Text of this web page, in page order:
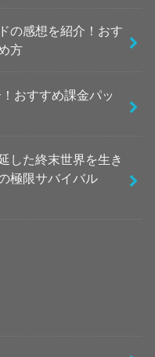
の感想を紹介！おす
方
おすすめ課金パッ
した終末世界を生き
極限サバイバル